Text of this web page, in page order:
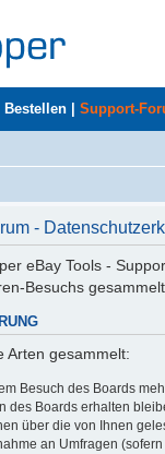
Bestellen Support-
-
eBay Tools -
Besuchs
Arten gesammelt:
Besuch des Boards
des Boards erhalten
über die von Ihnen
an Umfragen